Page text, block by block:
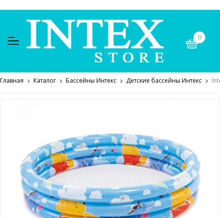
0
Главная Каталог Бассейны Интекс Детские бассейны Интекс